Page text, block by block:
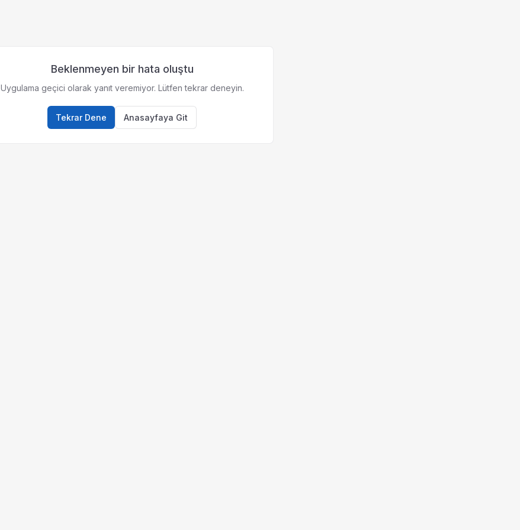
Beklenmeyen bir hata oluştu
Uygulama geçici olarak yanıt veremiyor. Lütfen tekrar deneyin.
Tekrar Dene Anasayfaya Git